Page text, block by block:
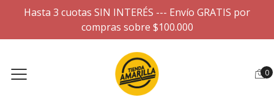
Hasta 3 cuotas SIN INTERÉS --- Envío GRATIS por
compras sobre $100.000
0